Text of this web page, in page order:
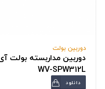
دوربین بولت
دوربین مداربسته بولت
WV-SPW312L
دانلود